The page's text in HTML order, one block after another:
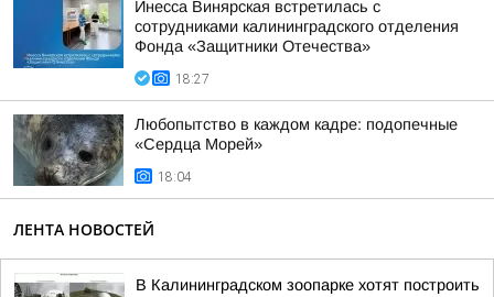
Инесса Винярская встретилась с
сотрудниками калининградского отделения
Фонда «Защитники Отечества»
18:27
Любопытство в каждом кадре: подопечные
«Сердца Морей»
18:04
ЛЕНТА НОВОСТЕЙ
В Калининградском зоопарке хотят построить